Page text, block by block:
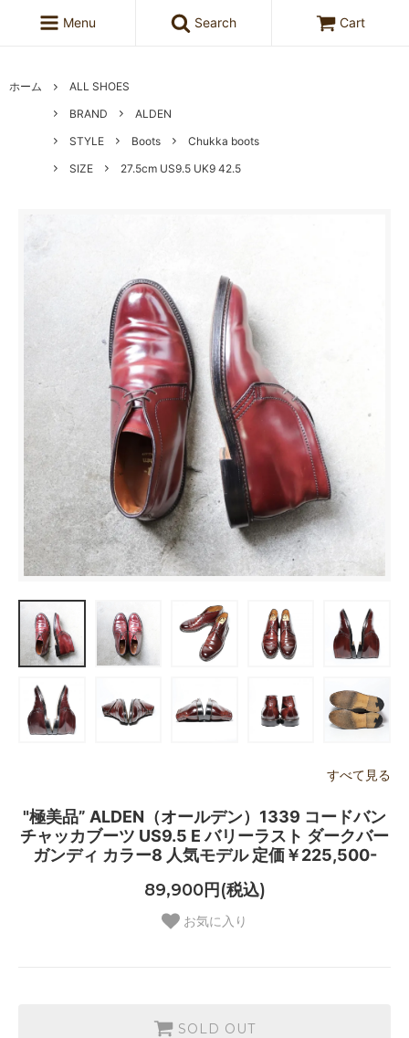
Menu Search Cart
ホーム
ALL SHOES
BRAND
ALDEN
STYLE
Boots
Chukka boots
SIZE
27.5cm US9.5 UK9 42.5
すべて見る
"極美品” ALDEN（オールデン）1339 コードバン
チャッカブーツ US9.5 E バリーラスト ダークバー
ガンディ カラー8 人気モデル 定価￥225,500-
89,900円(税込)
お気に入り
SOLD OUT